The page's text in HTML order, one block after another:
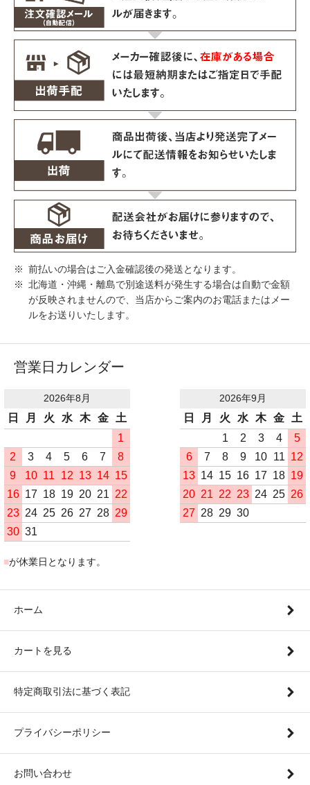
前払いの場合はご入金確認後の発送となります。
北海道・沖縄・離島で別途送料が発生する場合は自動で金額
が反映されませんので、当店からご案内のお電話またはメー
ルをお送りいたします。
営業日カレンダー
2026年8月
日 月 火 水 木 金
土
1
2
3 4 5 6 7
8
9
10 11 12 13 14 15
16 17 18 19 20 21 22
23 24 25 26 27 28 29
30 31
2026年9月
日 月 火 水 木 金
土
1
2 3 4
5
6
7 8 9 10 11 12
13 14 15 16 17 18 19
20 21 22 23 24 25 26
27 28 29 30
■が休業日となります。
ホーム
カートを見る
特定商取引法に基づく表記
プライバシーポリシー
お問い合わせ